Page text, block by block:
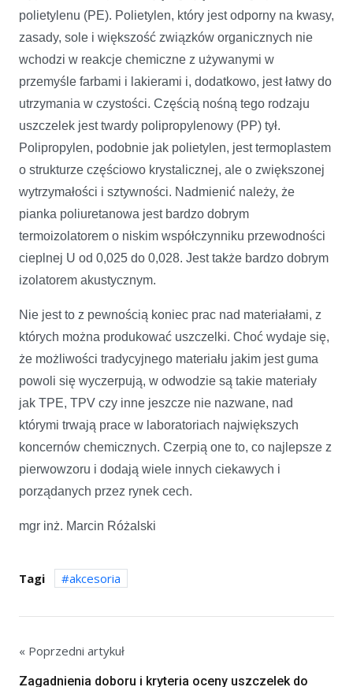
polietylenu (PE). Polietylen, który jest odporny na kwasy,
zasady, sole i większość związków organicznych nie
wchodzi w reakcje chemiczne z używanymi w
przemyśle farbami i lakierami i, dodatkowo, jest łatwy do
utrzymania w czystości. Częścią nośną tego rodzaju
uszczelek jest twardy polipropylenowy (PP) tył.
Polipropylen, podobnie jak polietylen, jest termoplastem
o strukturze częściowo krystalicznej, ale o zwiększonej
wytrzymałości i sztywności. Nadmienić należy, że
pianka poliuretanowa jest bardzo dobrym
termoizolatorem o niskim współczynniku przewodności
cieplnej U od 0,025 do 0,028. Jest także bardzo dobrym
izolatorem akustycznym.
Nie jest to z pewnością koniec prac nad materiałami, z
których można produkować uszczelki. Choć wydaje się,
że możliwości tradycyjnego materiału jakim jest guma
powoli się wyczerpują, w odwodzie są takie materiały
jak TPE, TPV czy inne jeszcze nie nazwane, nad
którymi trwają prace w laboratoriach największych
koncernów chemicznych. Czerpią one to, co najlepsze z
pierwowzoru i dodają wiele innych ciekawych i
porządanych przez rynek cech.
mgr inż. Marcin Różalski
Tagi akcesoria
« Poprzedni artykuł
Zagadnienia doboru i kryteria oceny uszczelek do